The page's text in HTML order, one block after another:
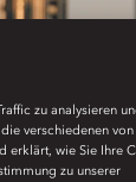
zu analysieren
verschiedenen von
erklärt, wie Sie Ihre
zu unserer